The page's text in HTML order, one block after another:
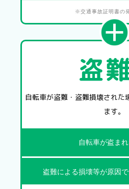
※交通事故証明書の
盗
自転車が盗難・盗難損壊された
ます。
自転車が盗ま
盗難による損壊等が原因で